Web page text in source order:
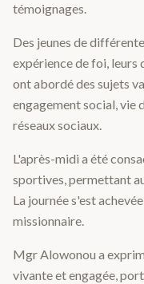
témoignages.
Des jeunes de
expérience de foi, leurs
ont abordé des sujets
engagement social, vie
réseaux sociaux.
L'après-midi a été
sportives, permettant
La journée s'est
missionnaire.
Mgr Alowonou a
vivante et engagée,